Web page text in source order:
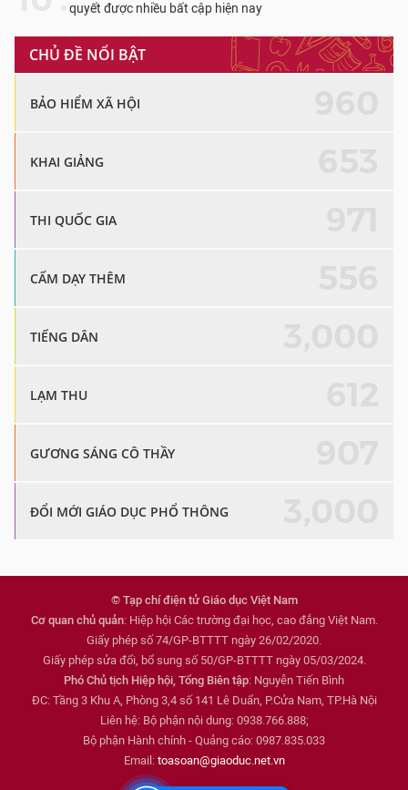
quyết được nhiều bất cập hiện nay
CHỦ ĐỀ NỔI BẬT
BẢO HIỂM XÃ HỘI
KHAI GIẢNG
THI QUỐC GIA
CẤM DẠY THÊM
TIẾNG DÂN
LẠM THU
GƯƠNG SÁNG CÔ THẦY
ĐỔI MỚI GIÁO DỤC PHỔ THÔNG
© Tạp chí điện tử Giáo dục Việt Nam
Cơ quan chủ quản: Hiệp hội Các trường đại học, cao đẳng Việt Nam.
Giấy phép số 74/GP-BTTTT ngày 26/02/2020.
Giấy phép sửa đổi, bổ sung số 50/GP-BTTTT ngày 05/03/2024.
Phó Chủ tịch Hiệp hội, Tổng Biên tập: Nguyễn Tiến Bình
ĐC: Tầng 3 Khu A, Phòng 3,4 số 141 Lê Duẩn, P.Cửa Nam, TP.Hà Nội
Liên hệ: Bộ phận nội dung: 0938.766.888;
Bộ phận Hành chính - Quảng cáo: 0987.835.033
Email: toasoan@giaoduc.net.vn